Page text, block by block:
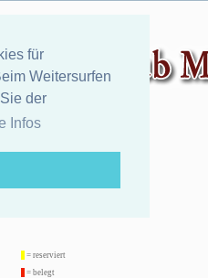
für
Weitersurfen
der
Infos
= reserviert
= belegt